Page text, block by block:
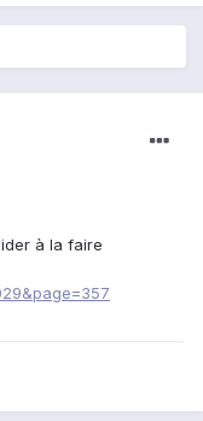
à la faire